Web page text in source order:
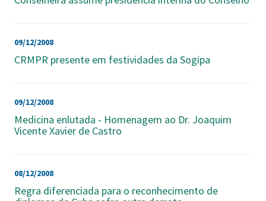
09/12/2008
CRMPR presente em festividades da Sogipa
09/12/2008
Medicina enlutada - Homenagem ao Dr. Joaquim
Vicente Xavier de Castro
08/12/2008
Regra diferenciada para o reconhecimento de